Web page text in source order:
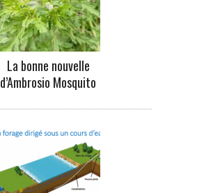
La bonne nouvelle
d’Ambrosio Mosquito